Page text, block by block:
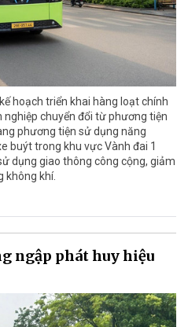
hoạch triển khai hàng loạt chính
chuyển đổi từ phương tiện
phương tiện sử dụng năng
buýt trong khu vực Vành đai 1
dụng giao thông công cộng, giảm
không khí.
ngập phát huy hiệu